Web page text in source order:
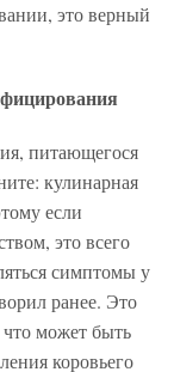
это верный
питающегося
кулинарная
если
это всего
симптомы у
ранее. Это
что может быть
коровьего